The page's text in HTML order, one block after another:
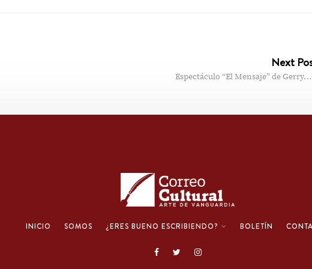
Next
Espectáculo “El Mensaje” de Gerry…
INICIO SOMOS ¿ERES BUENO ESCRIBIENDO? BOLETÍN